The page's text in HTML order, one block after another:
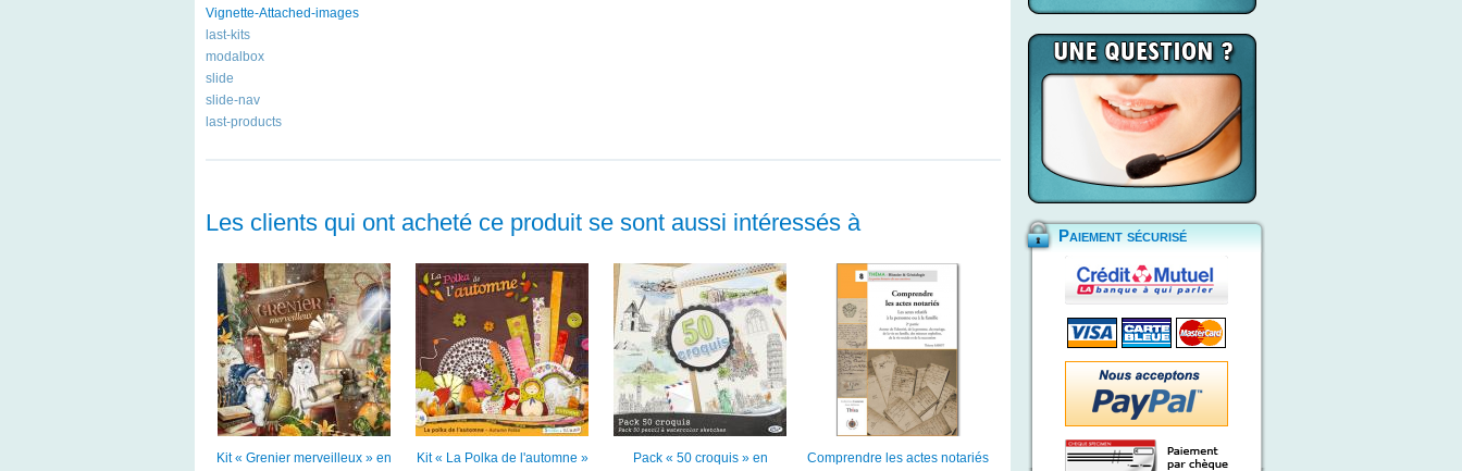
Vignette-Attached-images
last-kits
modalbox
slide
slide-nav
last-products
Les clients qui ont acheté ce produit se sont aussi intéressés à
Kit « Grenier merveilleux » en Kit « La Polka de l'automne » Pack « 50 croquis » en Comprendre les actes notariés
Paiement sécurisé